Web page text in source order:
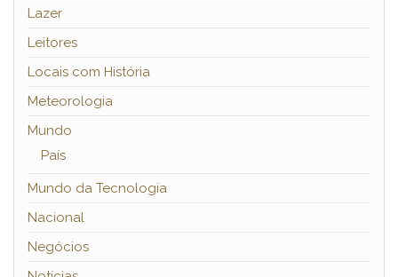
Lazer
Leitores
Locais com História
Meteorologia
Mundo
País
Mundo da Tecnologia
Nacional
Negócios